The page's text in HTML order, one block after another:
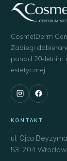
CosmetDerm
Zabiegi
ponad 20-letnim
estetycznej.
KONTAKT
ul. Ojca
53-204 Wrocław